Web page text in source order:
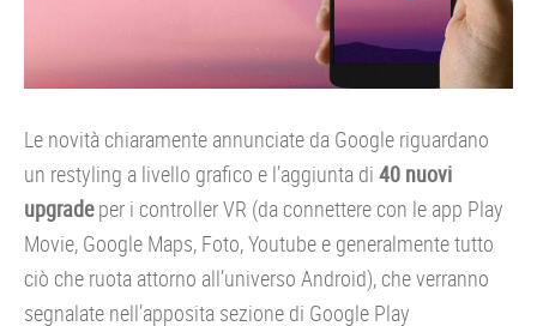
Le novità chiaramente annunciate da Google riguardano
un restyling a livello grafico e l’aggiunta di 40 nuovi
upgradeper i controller VR (da connettere con le app Play
Movie, Google Maps, Foto, Youtube e generalmente tutto
ciò che ruota attorno all’universo Android), che verranno
segnalate nell’apposita sezione di Google Play